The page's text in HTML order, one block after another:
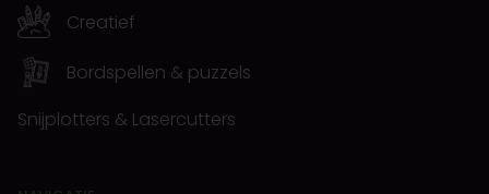
Creatief
Bordspellen & puzzels
Snijplotters & Lasercutters